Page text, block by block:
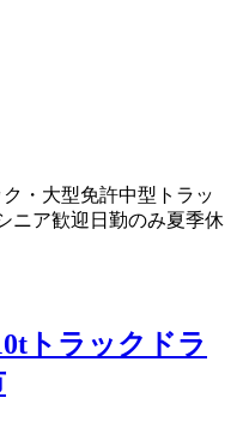
・大型免許中型トラッ
ニア歓迎 日勤のみ夏季休
トラックドラ